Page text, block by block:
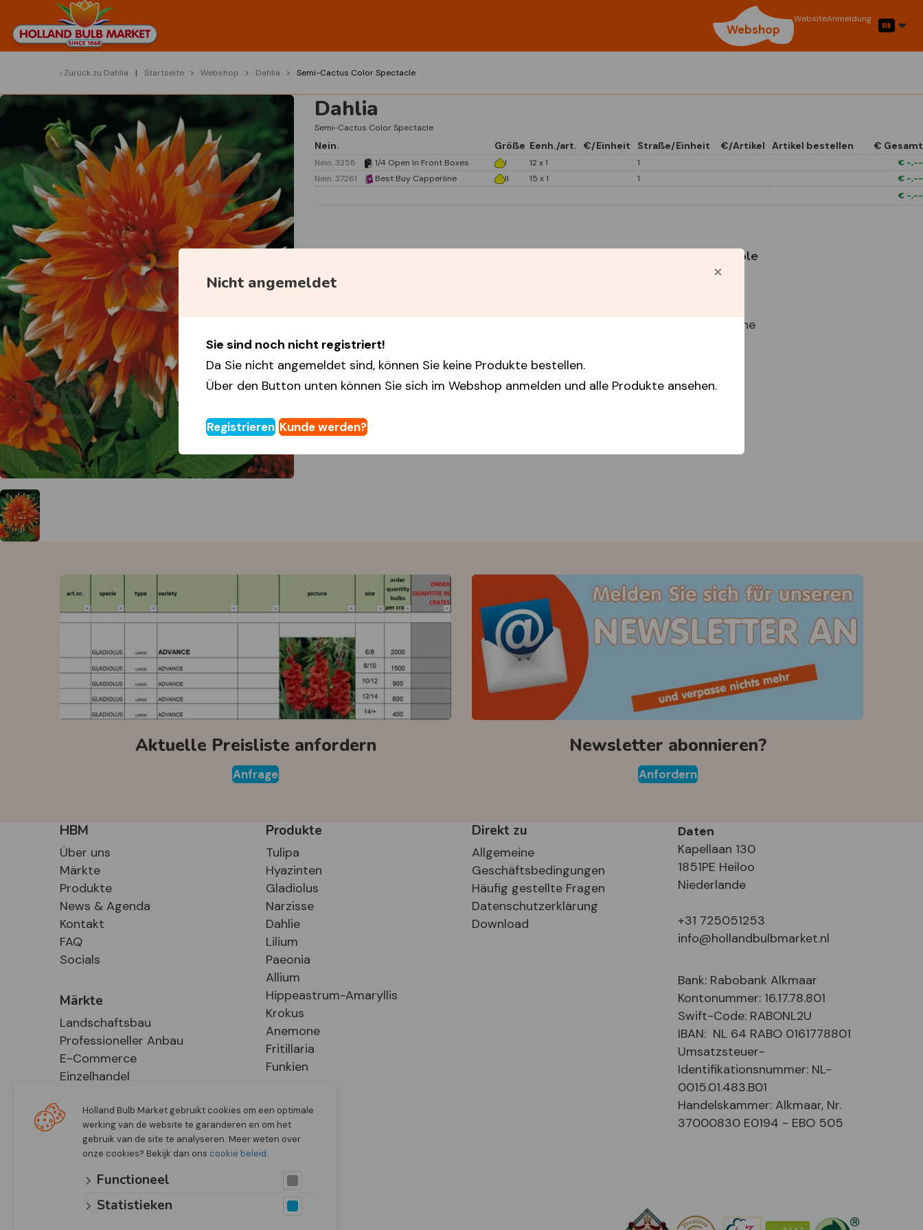
Webshop
WebsiteAnmeldung
Nicht angemeldet
Sie sind noch nicht registriert!
Da Sie nicht angemeldet sind, können Sie keine Produkte bestellen.
Über den Button unten können Sie sich im Webshop anmelden und alle Produkte ansehen.
Registrieren Kunde werden?
Zurück zu Dahlia Startseite Webshop Dahlia Semi-Cactus Color Spectacle
Dahlia
Semi-Cactus Color Spectacle
Nein. Größe Eenh./art. €/Einheit Straße/Einheit €/Artikel Artikel bestellen € Gesamt
Nein. 3358 1/4 Open In Front Boxes I 12 x 1 1 € -,--
Nein. 37261
Best Buy Capperline II 15 x 1 1 € -,--
€ -,--
Verwendete Symbole
Best Buy Capperline
Aktuelle Preisliste anfordern
Anfrage
Newsletter abonnieren?
Anfordern
HBM
Über uns
Märkte
Produkte
News & Agenda
Kontakt
FAQ
Socials
Märkte
Landschaftsbau
Professioneller Anbau
E-Commerce
Einzelhandel
Produkte
Tulipa
Hyazinten
Gladiolus
Narzisse
Dahlie
Lilium
Paeonia
Allium
Hippeastrum-Amaryllis
Krokus
Anemone
Fritillaria
Funkien
Direkt zu
Allgemeine
Geschäftsbedingungen
Häufig gestellte Fragen
Datenschutzerklärung
Download
Daten
Kapellaan 130
1851PE Heiloo
Niederlande
+31 725051253
info@hollandbulbmarket.nl
Bank: Rabobank Alkmaar
Kontonummer: 16.17.78.801
Swift-Code: RABONL2U
IBAN: NL 64 RABO 0161778801
Umsatzsteuer-
Identifikationsnummer: NL-
0015.01.483.B01
Handelskammer: Alkmaar, Nr.
37000830 E0194 - EBO 505
Holland Bulb Market gebruikt cookies om een optimale
werking van de website te garanderen en om het
gebruik van de site te analyseren. Meer weten over
onze cookies? Bekijk dan ons cookie beleid.
Functioneel
Statistieken